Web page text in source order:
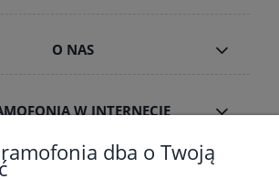
O NAS
W INTERNECIE
dba o Twoją